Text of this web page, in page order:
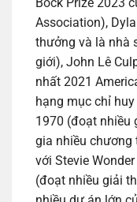
Association),
thưởng và là nhà
giới), John Lê
nhất 2021
hạng mục chỉ
1970 (đoạt nhiều
gia nhiều chương
với Stevie
(đoạt nhiều giải